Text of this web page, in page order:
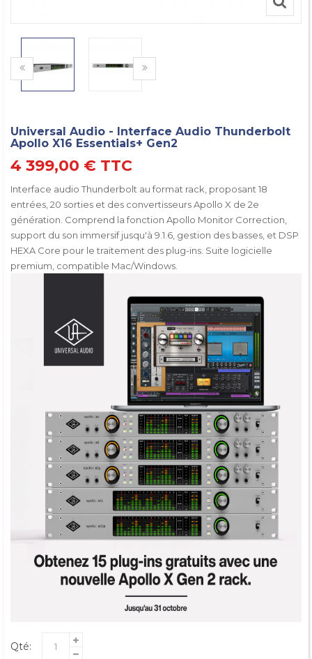
Universal Audio - Interface Audio Thunderbolt
Apollo X16 Essentials+ Gen2
4 399,00 € TTC
Interface audio Thunderbolt au format rack, proposant 18
entrées, 20 sorties et des convertisseurs Apollo X de 2e
génération. Comprend la fonction Apollo Monitor Correction,
support du son immersif jusqu'à 9.1.6, gestion des basses, et DSP
HEXA Core pour le traitement des plug-ins. Suite logicielle
premium, compatible Mac/Windows.
Qté: